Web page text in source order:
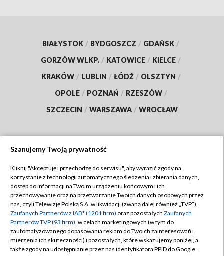
BIAŁYSTOK / BYDGOSZCZ / GDAŃSK /
GORZÓW WLKP. / KATOWICE / KIELCE /
KRAKÓW / LUBLIN / ŁÓDŹ / OLSZTYN /
OPOLE / POZNAŃ / RZESZÓW /
SZCZECIN / WARSZAWA / WROCŁAW
TVP
Abonament TVP
Emisja w TVP
Centrum informacji TVP
Naziemna Telewizja Cyfrowa
Regulamin TVP
Polityka prywatności
Moje zgody
Pomoc
Szanujemy Twoją prywatność
Kliknij "Akceptuję i przechodzę do serwisu", aby wyrazić zgody na
korzystanie z technologii automatycznego śledzenia i zbierania danych,
dostęp do informacji na Twoim urządzeniu końcowym i ich
przechowywanie oraz na przetwarzanie Twoich danych osobowych przez
nas, czyli Telewizję Polską S.A. w likwidacji (zwaną dalej również „TVP”),
Zaufanych Partnerów z IAB* (1201 firm) oraz pozostałych Zaufanych
Partnerów TVP (93 firm), w celach marketingowych (w tym do
zautomatyzowanego dopasowania reklam do Twoich zainteresowań i
mierzenia ich skuteczności) i pozostałych, które wskazujemy poniżej, a
także zgody na udostępnianie przez nas identyfikatora PPID do Google.